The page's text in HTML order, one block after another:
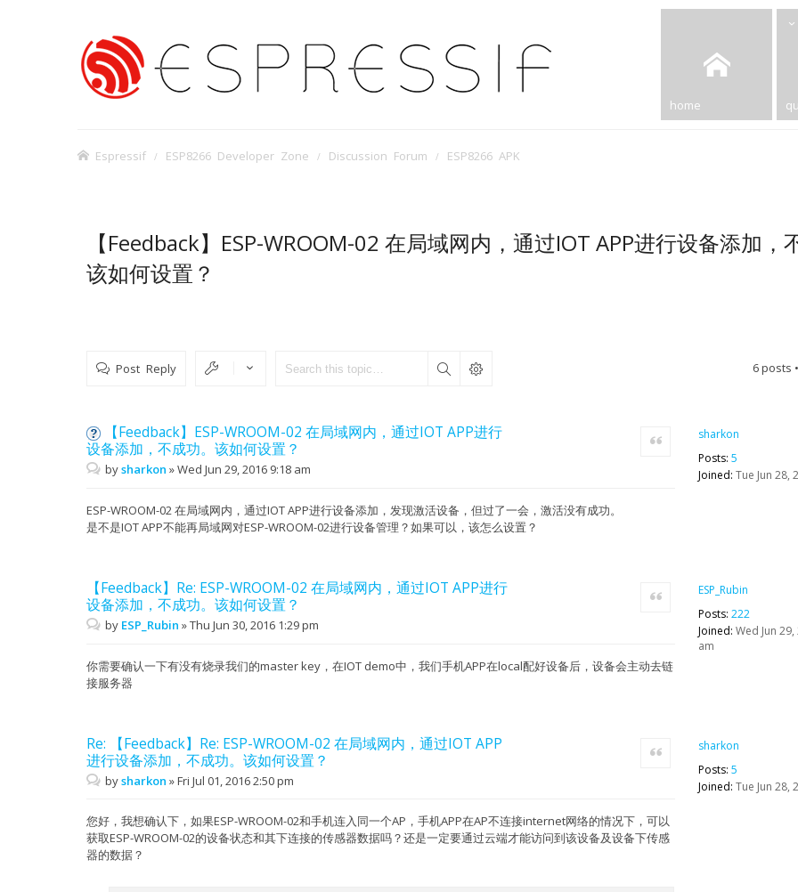
home
Espressif ESP8266 Developer Zone Discussion Forum ESP8266 APK
【Feedback】ESP-WROOM-02 在局域网内，通过IOT APP进行设备添加，
该如何设置？
Post Reply 6 posts
sharkon
Posts: 5
Joined: Tue Jun 28,
【Feedback】ESP-WROOM-02 在局域网内，通过IOT APP进行
设备添加，不成功。该如何设置？
Quote
bysharkon »Wed Jun 29, 2016 9:18 am
ESP-WROOM-02 在局域网内，通过IOT APP进行设备添加，发现激活设备，但过了一会，激活没有成功。
是不是IOT APP不能再局域网对ESP-WROOM-02进行设备管理？如果可以，该怎么设置？
ESP_Rubin
Posts: 222
Joined: Wed Jun
am
【Feedback】Re: ESP-WROOM-02 在局域网内，通过IOT APP进行
设备添加，不成功。该如何设置？
Quote
by ESP_Rubin »Thu Jun 30, 2016 1:29 pm
你需要确认一下有没有烧录我们的master key，在IOT demo中，我们手机APP在local配好设备后，设备会主动去链
接服务器
sharkon
Posts: 5
Joined: Tue Jun 28,
Re: 【Feedback】Re: ESP-WROOM-02 在局域网内，通过IOT APP
进行设备添加，不成功。该如何设置？
Quote
bysharkon »Fri Jul 01, 2016 2:50 pm
您好，我想确认下，如果ESP-WROOM-02和手机连入同一个AP，手机APP在AP不连接internet网络的情况下，可以
获取ESP-WROOM-02的设备状态和其下连接的传感器数据吗？还是一定要通过云端才能访问到该设备及设备下传感
器的数据？